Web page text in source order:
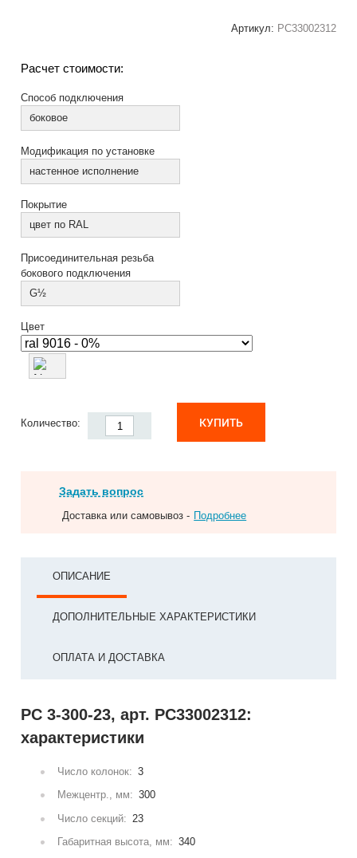
Артикул: РС33002312
Расчет стоимости:
Способ подключения
боковое
Модификация по установке
настенное исполнение
Покрытие
цвет по RAL
Присоединительная резьба
бокового подключения
G½
Цвет
Количество: КУПИТЬ
Задать вопрос
Доставка или самовывоз - Подробнее
ОПИСАНИЕ
ДОПОЛНИТЕЛЬНЫЕ ХАРАКТЕРИСТИКИ
ОПЛАТА И ДОСТАВКА
РС 3-300-23, арт. РС33002312:
характеристики
Число колонок: 3
Межцентр., мм: 300
Число секций: 23
Габаритная высота, мм: 340